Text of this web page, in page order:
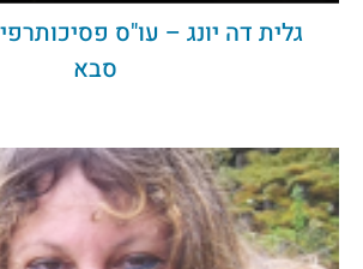
גלית דה יונג – עו"ס
סבא